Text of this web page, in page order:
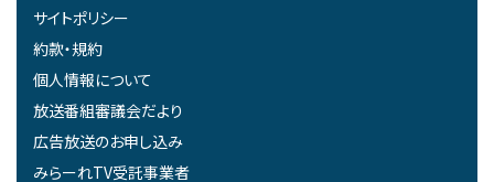
サイトポリシー
約款・規約
個人情報について
放送番組審議会だより
広告放送のお申し込み
みらーれTV受託事業者